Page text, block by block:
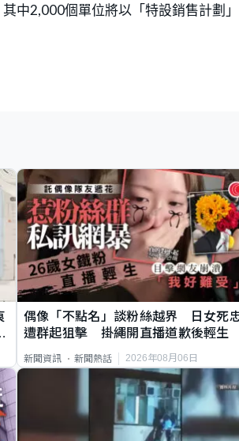
中2,000個單位將以「特設銷售計劃
偶像「不點名」談粉絲越界 日女死
遭群起狙擊 掛繩開直播道歉後輕生
新聞資訊 新聞熱話 2026年08月06日